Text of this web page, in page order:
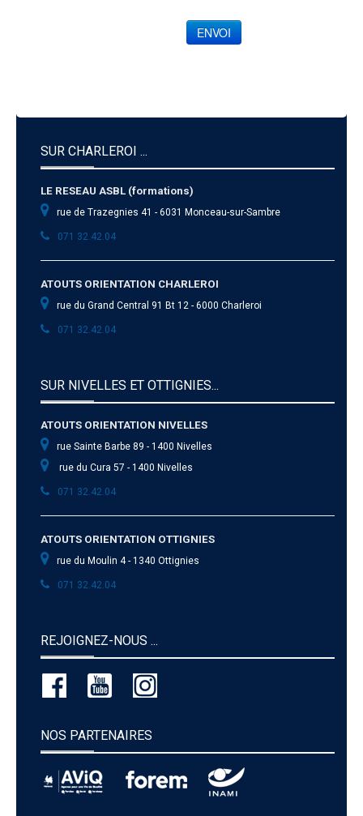
ENVOI
SUR CHARLEROI ...
LE RESEAU ASBL (formations)
rue de Trazegnies 41 - 6031 Monceau-sur-Sambre
071 32.42.04
ATOUTS ORIENTATION CHARLEROI
rue du Grand Central 91 Bt 12 - 6000 Charleroi
071 32.42.04
SUR NIVELLES ET OTTIGNIES...
ATOUTS ORIENTATION NIVELLES
rue Sainte Barbe 89 - 1400 Nivelles
rue du Cura 57 - 1400 Nivelles
071 32.42.04
ATOUTS ORIENTATION OTTIGNIES
rue du Moulin 4 - 1340 Ottignies
071 32.42.04
REJOIGNEZ-NOUS ...
NOS PARTENAIRES